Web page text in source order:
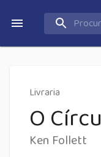
Livraria
O
Ken Follett